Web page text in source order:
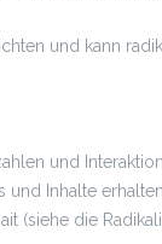
und kann
und
und Inhalte
(siehe die